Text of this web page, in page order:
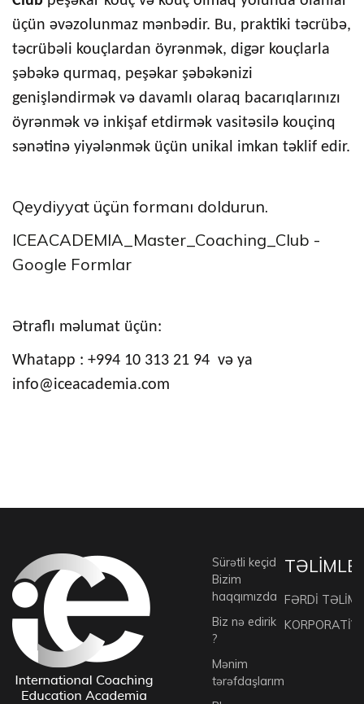
üçün əvəzolunmaz mənbədir. Bu, praktiki təcrübə,
təcrübəli kouçlardan öyrənmək, digər kouçlarla
şəbəkə qurmaq, peşəkar şəbəkənizi
genişləndirmək və davamlı olaraq bacarıqlarınızı
öyrənmək və inkişaf etdirmək vasitəsilə kouçinq
sənətinə yiyələnmək üçün unikal imkan təklif edir.
Qeydiyyat üçün formanı doldurun.
ICEACADEMIA_Master_Coaching_Club -
Google Formlar
Ətraflı məlumat üçün:
Whatapp : +994 10 313 21 94 və ya
info@iceacademia.com
Sürətli keçid
Bizim
haqqımızda
Biz nə edirik
?
Mənim
tərəfdaşlarım
FƏRDİ
KORPORATİV